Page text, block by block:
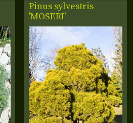
Pinus sylvestris
'MOSERI'